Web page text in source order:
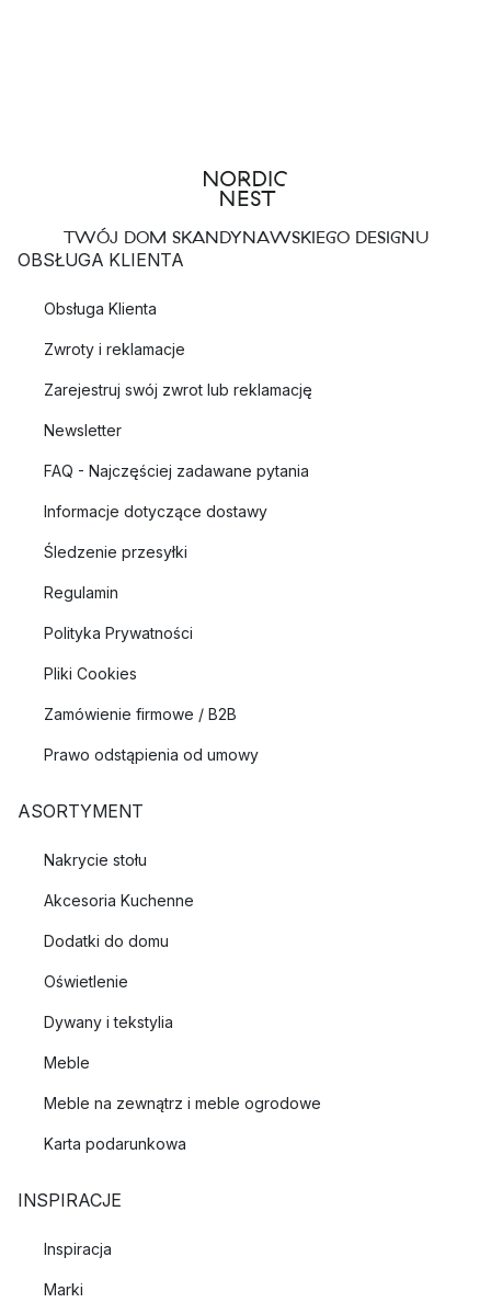
TWÓJ DOM SKANDYNAWSKIEGO DESIGNU
OBSŁUGA KLIENTA
Obsługa Klienta
Zwroty i reklamacje
Zarejestruj swój zwrot lub reklamację
Newsletter
FAQ - Najczęściej zadawane pytania
Informacje dotyczące dostawy
Śledzenie przesyłki
Regulamin
Polityka Prywatności
Pliki Cookies
Zamówienie firmowe / B2B
Prawo odstąpienia od umowy
ASORTYMENT
Nakrycie stołu
Akcesoria Kuchenne
Dodatki do domu
Oświetlenie
Dywany i tekstylia
Meble
Meble na zewnątrz i meble ogrodowe
Karta podarunkowa
INSPIRACJE
Inspiracja
Marki